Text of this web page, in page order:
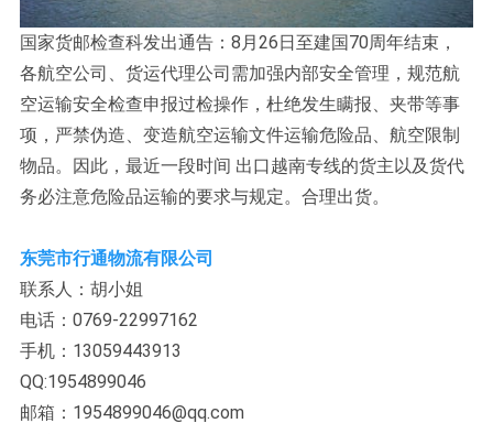
国家货邮检查科发出通告：8月26日至建国70周年结束，
各航空公司、货运代理公司需加强内部安全管理，规范航
空运输安全检查申报过检操作，杜绝发生瞒报、夹带等事
项，严禁伪造、变造航空运输文件运输危险品、航空限制
物品。因此，最近一段时间 出口越南专线的货主以及货代
务必注意危险品运输的要求与规定。合理出货。
东莞市行通物流有限公司
联系人：胡小姐
电话：0769-22997162
手机：13059443913
QQ:1954899046
邮箱：1954899046@qq.com